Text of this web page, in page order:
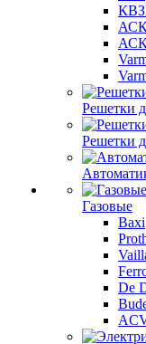
Решетки
Решетки
Газовые
Baxi
De